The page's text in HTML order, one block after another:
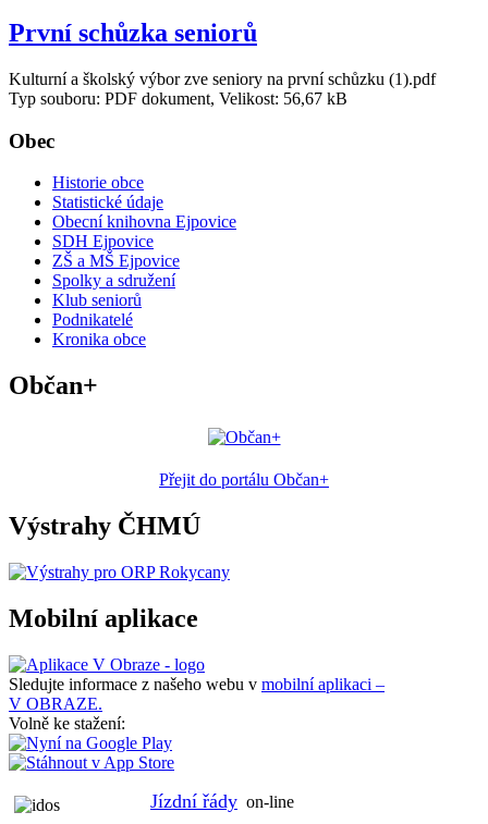
První schůzka seniorů
Kulturní a školský výbor zve seniory na první schůzku (1).pdf
Typ souboru: PDF dokument, Velikost: 56,67 kB
Obec
Historie obce
Statistické údaje
Obecní knihovna Ejpovice
SDH Ejpovice
ZŠ a MŠ Ejpovice
Spolky a sdružení
Klub seniorů
Podnikatelé
Kronika obce
Občan+
Přejit do portálu Občan+
Výstrahy ČHMÚ
Mobilní aplikace
Sledujte informace z našeho webu v mobilní aplikaci –
V OBRAZE.
Volně ke stažení:
Jízdní řády on-line